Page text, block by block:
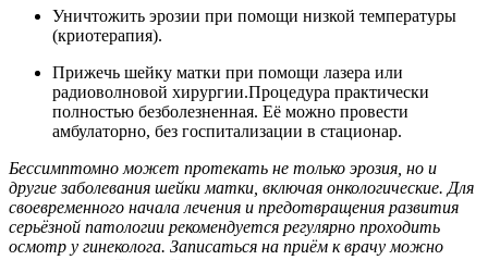
Уничтожить эрозии при помощи низкой температуры
(криотерапия).
Прижечь шейку матки при помощи лазера или
радиоволновой хирургии.Процедура практически
полностью безболезненная. Её можно провести
амбулаторно, без госпитализации в стационар.
Бессимптомно может протекать не только эрозия, но и
другие заболевания шейки матки, включая онкологические. Для
своевременного начала лечения и предотвращения развития
серьёзной патологии рекомендуется регулярно проходить
осмотр у гинеколога. Записаться на приём к врачу можно